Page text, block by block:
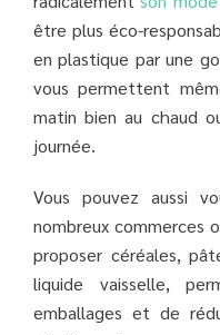
être plus éco-
en plastique par une
vous permettent
matin bien au chaud
journée.
Vous pouvez aussi
nombreux commerces
proposer céréales,
liquide vaisselle,
emballages et de